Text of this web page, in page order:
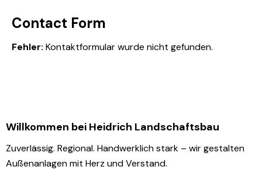
on
e:
Contact Form
Fehler: Kontaktformular wurde nicht gefunden.
Willkommen bei Heidrich Landschaftsbau
Zuverlässig. Regional. Handwerklich stark – wir gestalten
Außenanlagen mit Herz und Verstand.